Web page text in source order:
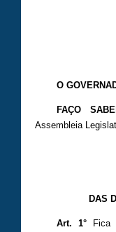
O
FAÇO
Assembleia
DAS
Art. 1° Fica